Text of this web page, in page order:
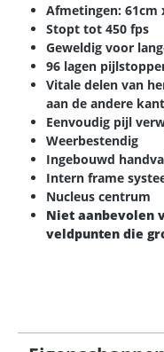
Afmetingen: 61cm
Stopt tot 450 fps
Geweldig voor
96 lagen
Vitale delen van
aan de andere kant
Eenvoudig pijl
Weerbestendig
Ingebouwd
Intern frame
Nucleus centrum
Niet aanbevolen
veldpunten die